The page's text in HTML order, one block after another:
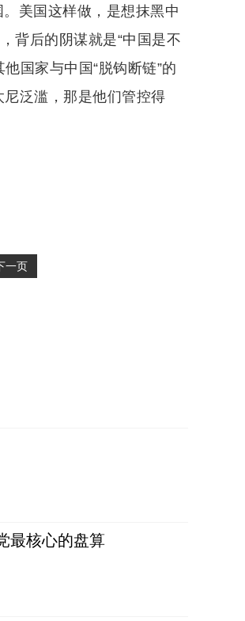
美国这样做，是想抹黑中
背后的阴谋就是“中国是不
国家与中国“脱钩断链”的
泛滥，那是他们管控得
一页
最核心的盘算